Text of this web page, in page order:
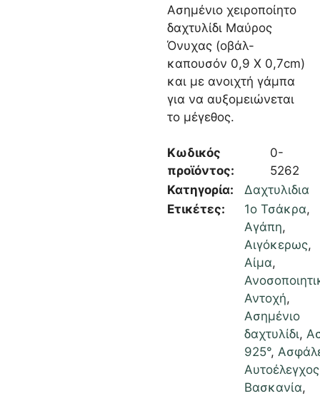
Ασημένιο χειροποίητο
δαχτυλίδι Μαύρος
Όνυχας (οβάλ-
καπουσόν 0,9 Χ 0,7cm)
και με ανοιχτή γάμπα
για να αυξομειώνεται
το μέγεθος.
Κωδικός
προϊόντος:
0-
5262
Κατηγορία:
Δαχτυλιδια
Ετικέτες:
1ο Τσάκρα,
Αγάπη,
Αιγόκερως,
Αίμα,
Αντοχή,
Ασημένιο
δαχτυλίδι,
925°,
Αυτοέλεγχος
Βασκανία,